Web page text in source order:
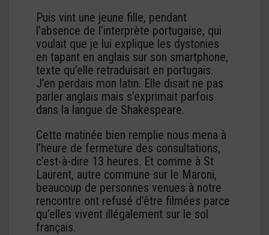
Puis vint une jeune fille, pendant
l’absence de l’interprète portugaise, qui
voulait que je lui explique les dystonies
en tapant en anglais sur son smartphone,
texte qu’elle retraduisait en portugais.
J’en perdais mon latin. Elle disait ne pas
parler anglais mais s’exprimait parfois
dans la langue de Shakespeare.
Cette matinée bien remplie nous mena à
l’heure de fermeture des consultations,
c’est-à-dire 13 heures. Et comme à St
Laurent, autre commune sur le Maroni,
beaucoup de personnes venues à notre
rencontre ont refusé d’être filmées parce
qu’elles vivent illégalement sur le sol
français.